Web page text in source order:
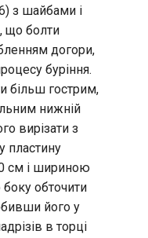
з шайбами і
що болти
догори,
буріння.
більш гострим,
нижній
вирізати з
пластину
см і шириною
боку обточити
його у
в торці